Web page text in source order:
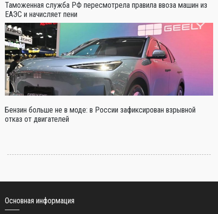
Таможенная служба РФ пересмотрела правила ввоза машин из
ЕАЭС и начисляет пени
Бензин больше не в моде: в России зафиксирован взрывной
отказ от двигателей
Основная информация